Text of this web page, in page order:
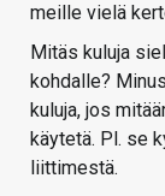
meille vielä
Mitäs kuluja
kohdalle?
kuluja, jos
käytetä. Pl. se
liittimestä.